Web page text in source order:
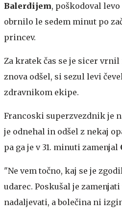
Balerdijem, poškodoval
obrnilo le sedem minut po
princev.
Za kratek čas se je sicer vrnil
znova odšel, si sezul levi
zdravnikom ekipe.
Francoski superzvezdnik je
je odnehal in odšel z nekaj
pa ga je v 31. minuti zamenjal
"Ne vem točno, kaj se je
udarec. Poskušal je
nadaljevati, a bolečina ni